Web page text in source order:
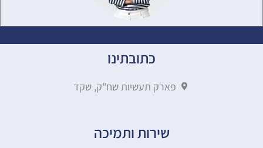
כתובתינו
פארק תעשיות שח"ק, שקד
שירות ותמיכה